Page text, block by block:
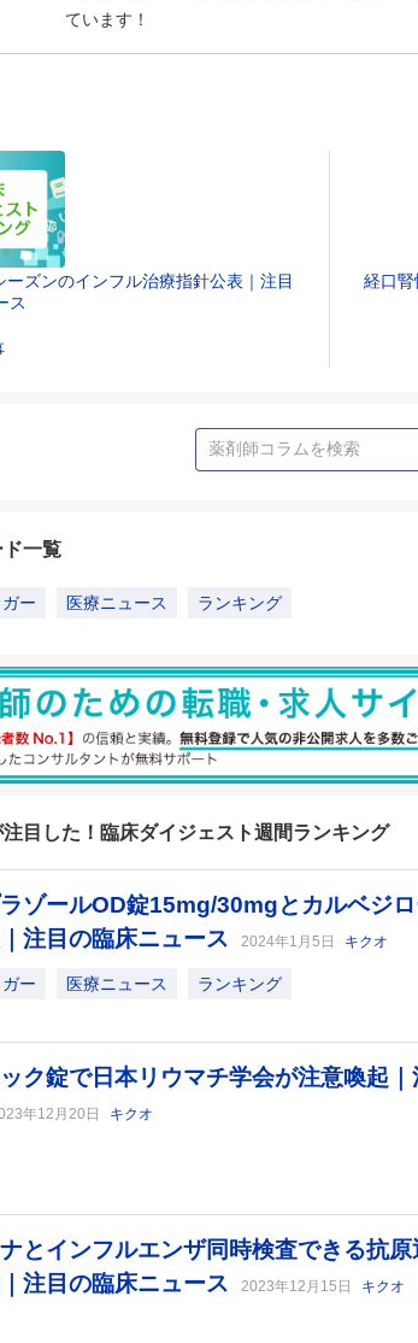
ています！
ーズンのインフル治療指針公表｜注目
ス
経口
一覧
ー 医療ニュース ランキング
目した！臨床ダイジェスト週間ランキング
ゾールOD錠15mg/30mgとカルベジ
注目の臨床ニュース
2024年1月5日 キクオ
ー 医療ニュース ランキング
ク錠で日本リウマチ学会が注意喚起
年12月20日 キクオ
とインフルエンザ同時検査できる抗原
注目の臨床ニュース
2023年12月15日 キクオ